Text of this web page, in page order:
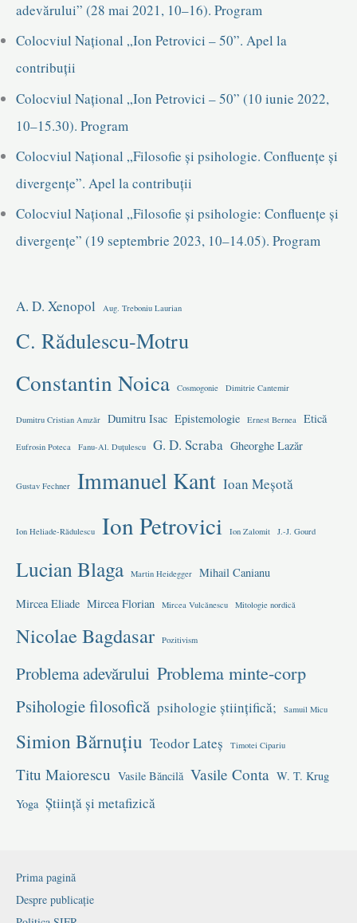
adevărului” (28 mai 2021, 10–16). Program
Colocviul Național „Ion Petrovici – 50”. Apel la
contribuții
Colocviul Național „Ion Petrovici – 50” (10 iunie 2022,
10–15.30). Program
Colocviul Național „Filosofie și psihologie. Confluențe și
divergențe”. Apel la contribuții
Colocviul Național „Filosofie și psihologie: Confluențe și
divergențe” (19 septembrie 2023, 10–14.05). Program
A. D. Xenopol Aug. Treboniu Laurian
C. Rădulescu-Motru
Constantin Noica Cosmogonie Dimitrie Cantemir
Dumitru Cristian Amzăr Dumitru Isac Epistemologie Ernest Bernea Etică
Eufrosin Poteca Fanu-Al. Duțulescu G. D. Scraba Gheorghe Lazăr
Gustav Fechner Immanuel Kant Ioan Meșotă
Ion Heliade-Rădulescu Ion Petrovici Ion Zalomit J.-J. Gourd
Lucian Blaga Martin Heidegger Mihail Canianu
Mircea Eliade Mircea Florian Mircea Vulcănescu Mitologie nordică
Nicolae Bagdasar Pozitivism
Problema adevărului Problema minte-corp
Psihologie filosofică psihologie științifică; Samuil Micu
Simion Bărnuțiu Teodor Lateș Timotei Cipariu
Titu Maiorescu Vasile Băncilă Vasile Conta W. T. Krug
Yoga Știință și metafizică
Prima pagină
Despre publicație